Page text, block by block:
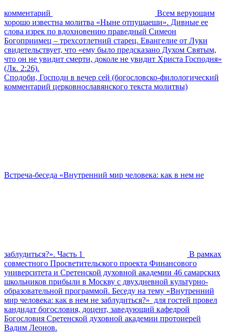
комментарий
Всем верующим
хорошо известна молитва «Ныне отпущаеши». Дивные ее
слова изрек по вдохновению праведный Симеон
Богоприимец – трехсотлетний старец. Евангелие от Луки
свидетельствует, что «ему было предсказано Духом Святым,
что он не увидит смерти, доколе не увидит Христа Господня»
(Лк. 2:26).
Сподоби, Господи в вечер сей (богословско-филологический
комментарий церковнославянского текста молитвы)
Встреча-беседа «Внутренний мир человека: как в нем не
заблудиться?». Часть 1
В рамках
совместного Просветительского проекта Финансового
университета и Сретенской духовной академии 46 самарских
школьников прибыли в Москву с двухдневной культурно-
образовательной программой. Беседу на тему «Внутренний
мир человека: как в нем не заблудиться?» для гостей провел
кандидат богословия, доцент, заведующий кафедрой
Богословия Сретенской духовной академии протоиерей
Вадим Леонов.